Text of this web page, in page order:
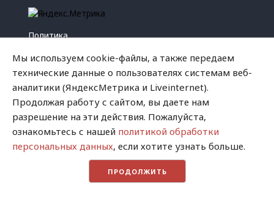
Политика
Криминал
Успех
Хватит это терпеть
Мы используем cookie-файлы, а также передаем
технические данные о пользователях системам веб-
аналитики (ЯндексМетрика и Liveinternet).
Продолжая работу с сайтом, вы даете нам
разрешение на эти действия. Пожалуйста,
ознакомьтесь с нашей политикой обработки
персональных данных, если хотите узнать больше.
ПРОДОЛЖИТЬ